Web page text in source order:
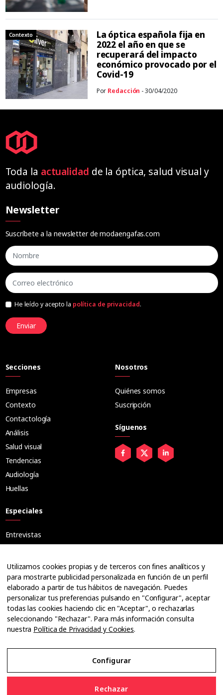
Contexto
La óptica española fija en
2022 el año en que se
recuperará del impacto
económico provocado por el
Covid-19
Por Redacción - 30/04/2020
Toda la actualidad de la óptica, salud visual y
audiología.
Newsletter
Suscríbete a la newsletter de modaengafas.com
He leído y acepto la política de privacidad.
Enviar
Secciones
Empresas
Contexto
Contactología
Análisis
Salud visual
Tendencias
Audiología
Huellas
Especiales
Entrevistas
Ópticos
Cuadernos
Guías
Dossier
Anuarios
Ofertas de empleo
Nosotros
Quiénes somos
Suscripción
Síguenos
Utilizamos cookies propias y de terceros con fines analíticos y
para mostrarte publicidad personalizada en función de un perfil
elaborado a partir de tus hábitos de navegación. Puedes
personalizar tus preferencias pulsando en "Configurar", aceptar
todas las cookies haciendo clic en "Aceptar", o rechazarlas
seleccionando "Rechazar". Para más información consulta
nuestra Política de Privacidad y Cookies.
Configurar
Rechazar
Aviso Legal